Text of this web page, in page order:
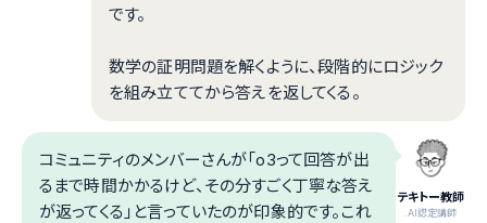
です。
数学の証明問題を解くように、段階的にロジック
を組み立ててから答えを返してくる。
テキトー教師
.AI認定講師
コミュニティのメンバーさんが「o3って回答が出
るまで時間かかるけど、その分すごく丁寧な答え
が返ってくる」と言っていたのが印象的です。これ